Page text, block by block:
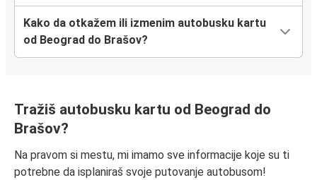
Kako da otkažem ili izmenim autobusku kartu
od Beograd do Brašov?
Tražiš autobusku kartu od Beograd do
Brašov?
Na pravom si mestu, mi imamo sve informacije koje su ti
potrebne da isplaniraš svoje putovanje autobusom!